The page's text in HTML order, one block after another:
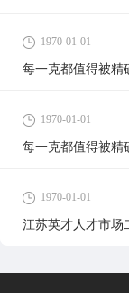
1970-01-01
每一克都值得被精
1970-01-01
每一克都值得被精
1970-01-01
江苏英才人才市场